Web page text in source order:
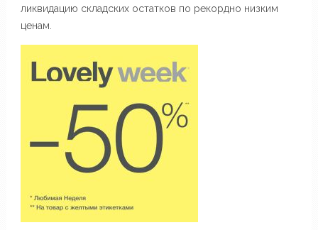
ликвидацию складских остатков по рекордно низким
ценам.